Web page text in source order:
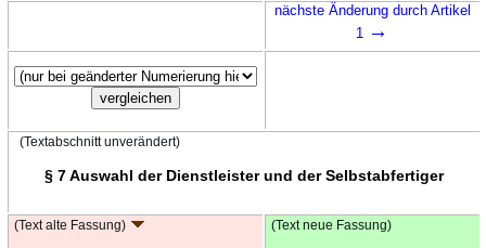
nächste Änderung durch Artikel
1 →
(Textabschnitt unverändert)
§ 7 Auswahl der Dienstleister und der Selbstabfertiger
(Text alte Fassung) (Text neue Fassung)